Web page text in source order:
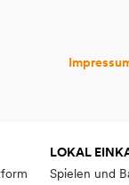
LOKAL
Spielen und